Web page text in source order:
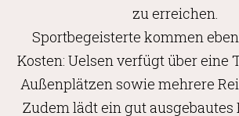
zu erreichen.
Sportbegeisterte kommen
Kosten: Uelsen verfügt über eine
Außenplätzen sowie mehrere
Zudem lädt ein gut ausgebautes